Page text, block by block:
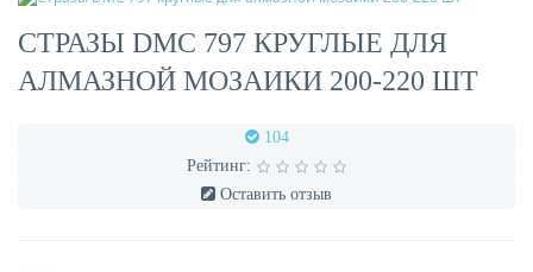
СТРАЗЫ DMC 797 КРУГЛЫЕ ДЛЯ
АЛМАЗНОЙ МОЗАИКИ 200-220 ШТ
104
Рейтинг:
Оставить отзыв